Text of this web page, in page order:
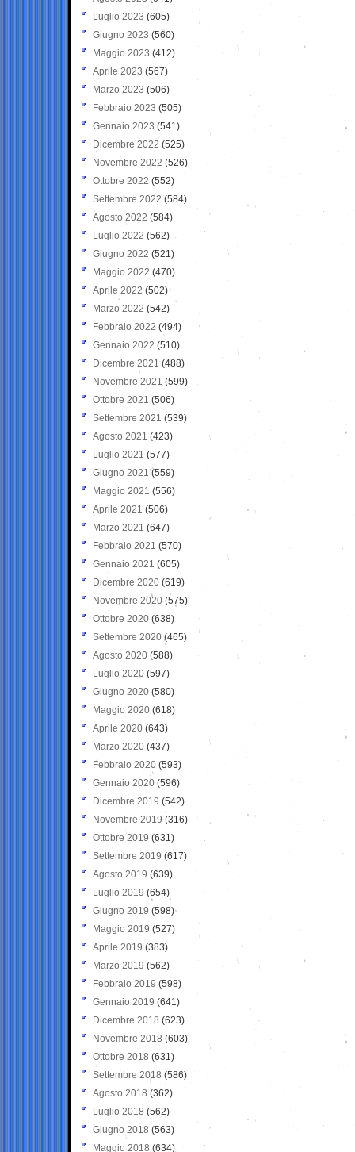
Luglio 2023 (605)
Giugno 2023 (560)
Maggio 2023 (412)
Aprile 2023 (567)
Marzo 2023 (506)
Febbraio 2023 (505)
Gennaio 2023 (541)
Dicembre 2022 (525)
Novembre 2022 (526)
Ottobre 2022 (552)
Settembre 2022 (584)
Agosto 2022 (584)
Luglio 2022 (562)
Giugno 2022 (521)
Maggio 2022 (470)
Aprile 2022 (502)
Marzo 2022 (542)
Febbraio 2022 (494)
Gennaio 2022 (510)
Dicembre 2021 (488)
Novembre 2021 (599)
Ottobre 2021 (506)
Settembre 2021 (539)
Agosto 2021 (423)
Luglio 2021 (577)
Giugno 2021(559)
Maggio 2021 (556)
Aprile 2021 (506)
Marzo 2021 (647)
Febbraio 2021 (570)
Gennaio 2021 (605)
Dicembre 2020 (619)
Novembre 2020 (575)
Ottobre 2020 (638)
Settembre 2020(465)
Agosto 2020 (588)
Luglio 2020 (597)
Giugno 2020 (580)
Maggio 2020 (618)
Aprile 2020 (643)
Marzo 2020 (437)
Febbraio 2020 (593)
Gennaio 2020 (596)
Dicembre 2019 (542)
Novembre 2019 (316)
Ottobre 2019 (631)
Settembre 2019 (617)
Agosto 2019 (639)
Luglio 2019 (654)
Giugno 2019 (598)
Maggio 2019 (527)
Aprile 2019 (383)
Marzo 2019 (562)
Febbraio 2019 (598)
Gennaio 2019 (641)
Dicembre 2018 (623)
Novembre 2018 (603)
Ottobre 2018 (631)
Settembre 2018 (586)
Agosto 2018 (362)
Luglio 2018 (562)
Giugno 2018 (563)
Maggio 2018 (634)